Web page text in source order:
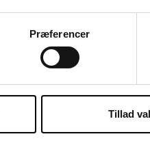
Præferencer
Tillad
Flyndervej 3, 1. tv
2450 København SV